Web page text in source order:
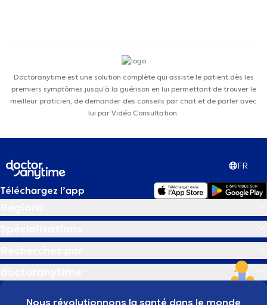
Doctoranytime est une solution complète qui assiste le patient dès les
premiers symptômes jusqu'à la guérison en lui permettant de trouver le
meilleur praticien, de demander des conseils par chat et de parler avec
lui par Vidéo Consultation.
FR
Téléchargez l’app
Nous révolutionnons la santé dans le monde